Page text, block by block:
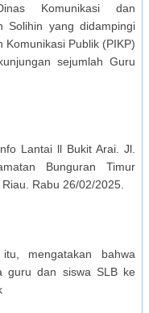
Komunikasi dan
Solihin yang didampingi
Komunikasi Publik (PIKP)
sejumlah Guru
Lantai ll Bukit Arai. Jl.
Bunguran Timur
Rabu 26/02/2025.
mengatakan bahwa
guru dan siswa SLB ke